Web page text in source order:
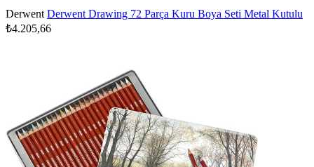
Derwent Derwent Drawing 72 Parça Kuru Boya Seti Metal Kutulu
₺4.205,66